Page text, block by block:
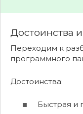
Достоинства
Переходим к
программного
Достоинства:
Быстрая и